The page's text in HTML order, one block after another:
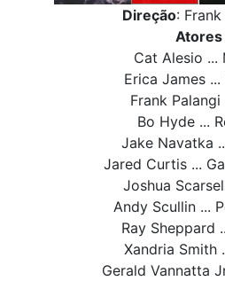
Direção:
Atores
Cat Alesio ...
Erica James
Frank
Bo Hyde ...
Jake Navatka
Jared Curtis ...
Joshua
Andy Scullin ...
Ray Sheppard
Xandria Smith
Gerald Vannatta